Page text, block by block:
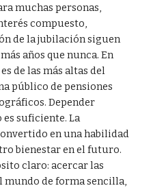
muchas personas,
compuesto,
de la jubilación siguen
años que nunca. En
de las más altas del
público de pensiones
Depender
es suficiente. La
en una habilidad
bienestar en el futuro.
claro: acercar las
mundo de forma sencilla,